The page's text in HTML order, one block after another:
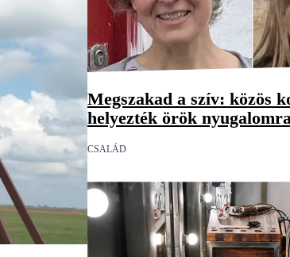
Megszakad a szív: közös
helyezték örök
CSALÁD